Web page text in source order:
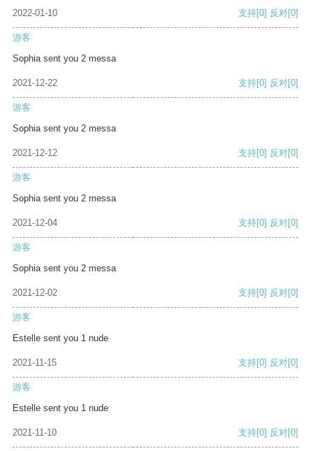
2022-01-10 支持[0] 反对[0]
游客
Sophia sent you 2 messa
2021-12-22 支持[0] 反对[0]
游客
Sophia sent you 2 messa
2021-12-12 支持[0] 反对[0]
游客
Sophia sent you 2 messa
2021-12-04 支持[0] 反对[0]
游客
Sophia sent you 2 messa
2021-12-02 支持[0] 反对[0]
游客
Estelle sent you 1 nude
2021-11-15 支持[0] 反对[0]
游客
Estelle sent you 1 nude
2021-11-10 支持[0] 反对[0]